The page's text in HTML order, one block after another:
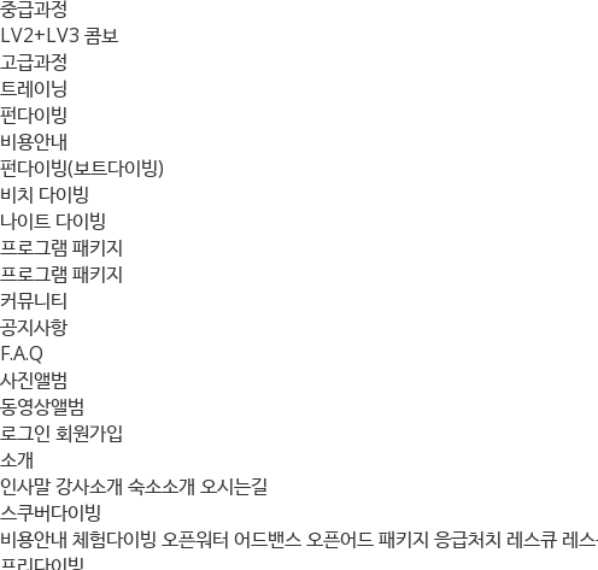
중급과정
LV2+LV3 콤보
고급과정
트레이닝
펀다이빙
비용안내
펀다이빙(보트다이빙)
비치 다이빙
나이트 다이빙
프로그램 패키지
프로그램 패키지
커뮤니티
공지사항
F.A.Q
사진앨범
동영상앨범
로그인 회원가입
소개
인사말강사소개 숙소소개 오시는길
스쿠버다이빙
비용안내 체험다이빙 오픈워터 어드밴스오픈어드 패키지 응급처치 레스큐 레